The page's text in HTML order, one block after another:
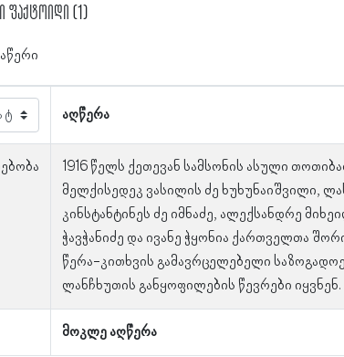
ფაქტოიდი (1)
აღწერა
მოკლე აღწერა
1916 წელს ქეთევან სამსონის ასული
მელქისედეკ ვასილის ძე ხუხუნაიშვილი,
კინსტანტინეს ძე იმნაძე, ალექსანდრე
ჭავჭანიძე და ივანე ჭყონია ქართველთა
წერა-კითხვის გამავრცელებელი
ლანჩხუთის განყოფილების წევრები იყვნენ.